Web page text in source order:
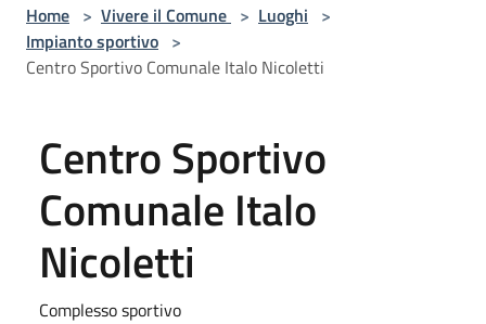
Home > Vivere il Comune > Luoghi >
Impianto sportivo >
Centro Sportivo Comunale Italo Nicoletti
Centro Sportivo
Comunale Italo
Nicoletti
Complesso sportivo